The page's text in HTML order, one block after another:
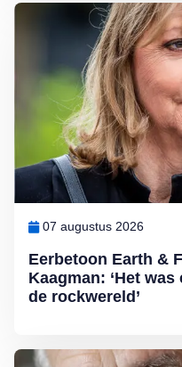
Eerbetoon Earth &
Kaagman: ‘Het
de rockwereld’
07 augustus 2026
Lees meer over Eerbetoon
Lees meer over George